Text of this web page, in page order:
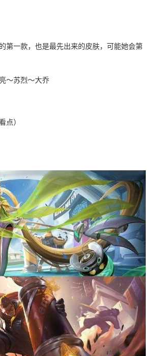
第一款，也是最先出来的皮肤，可能她会第
～苏烈～大乔
点）